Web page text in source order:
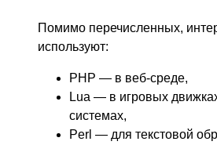
Помимо перечисленных,
используют:
PHP — в веб-среде,
Lua — в игровых
системах,
Perl — для текстовой